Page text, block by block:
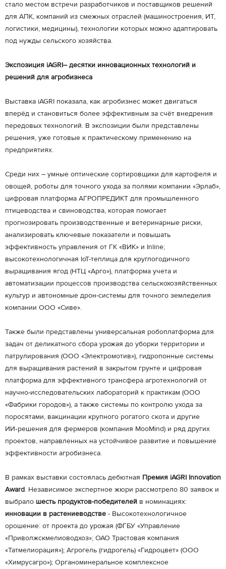
стало местом встречи разработчиков и поставщиков решений
для АПК, компаний из смежных отраслей (машиностроения, ИТ,
логистики, медицины), технологии которых можно адаптировать
под нужды сельского хозяйства.
Экспозиция iAGRI– десятки инновационных технологий и
решений для агробизнеса
Выставка iAGRI показала, как агробизнес может двигаться
вперёд и становиться более эффективным за счёт внедрения
передовых технологий. В экспозиции были представлены
решения, уже готовые к практическому применению на
предприятиях.
Среди них – умные оптические сортировщики для картофеля и
овощей, роботы для точного ухода за полями компании «Эрлаб»,
цифровая платформа АГРОПРЕДИКТ для промышленного
птицеводства и свиноводства, которая помогает
прогнозировать производственные и ветеринарные риски,
анализировать ключевые показатели и повышать
эффективность управления от ГК «ВИК» и Inline;
высокотехнологичная IoT-теплица для круглогодичного
выращивания ягод (НТЦ «Арго»), платформа учета и
автоматизации процессов производства сельскохозяйственных
культур и автономные дрон-системы для точного земледелия
компании ООО «Сиве».
Также были представлены универсальная робоплатформа для
задач от деликатного сбора урожая до уборки территории и
патрулирования (ООО «Электромотив»), гидропонные системы
для выращивания растений в закрытом грунте и цифровая
платформа для эффективного трансфера агротехнологий от
научно-исследовательских лабораторий к практикам (ООО
«Фабрики городов»), а также системы по контролю ухода за
поросятами, вакцинации крупного рогатого скота и другие
ИИ‑решения для фермеров (компания MooMind) и ряд других
проектов, направленных на устойчивое развитие и повышение
эффективности агробизнеса.
В рамках выставки состоялась дебютная Премия iAGRI Innovation
Award. Независимое экспертное жюри рассмотрело 80 заявок и
выбрало шесть продуктов-победителей в номинациях:
инновации в растениеводстве - Высокотехнологичное
орошение: от проекта до урожая (ФГБУ «Управление
«Приволжскмелиоводхоз»; ОАО Трастовая компания
«Татмелиорация»); Агрогель (гидрогель) «Гидроцвет» (ООО
«Химрусагро»); Органоминеральное комплексное